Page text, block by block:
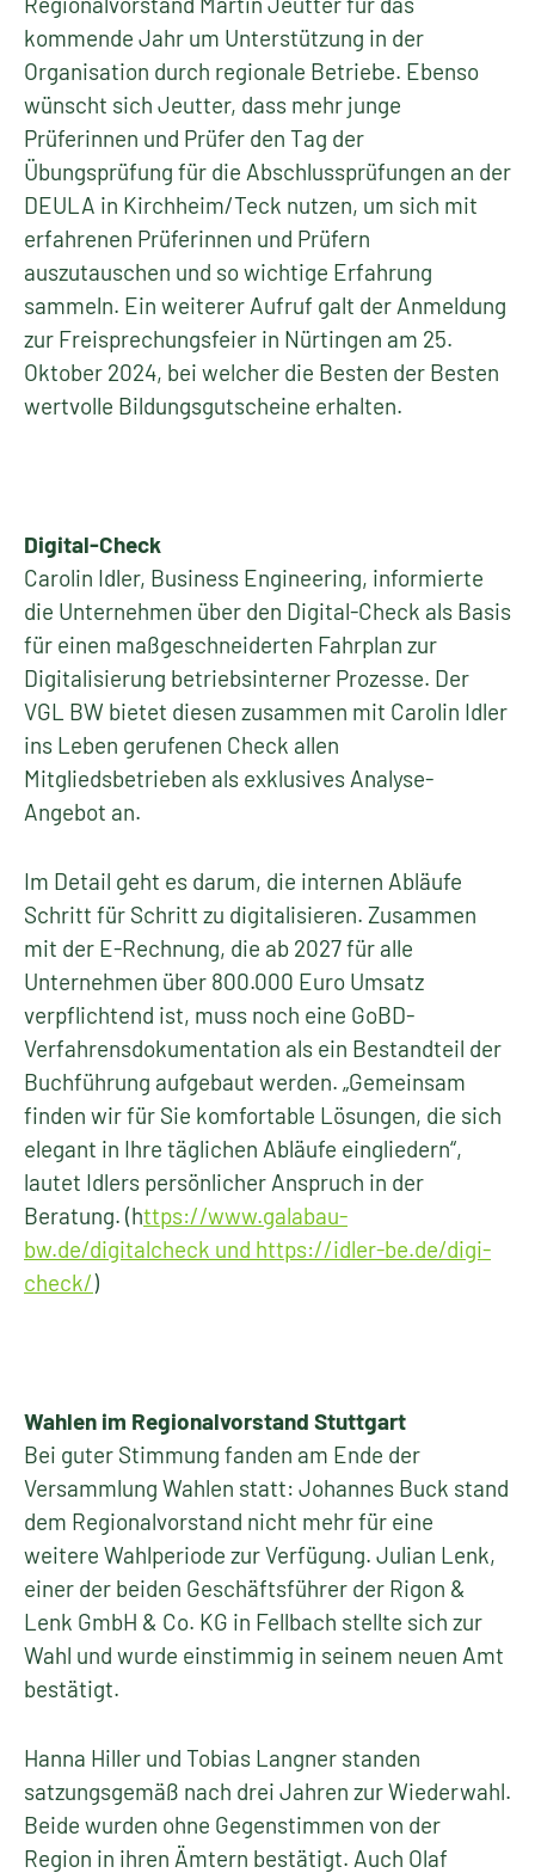
kommende Jahr um Unterstützung in der
Organisation durch regionale Betriebe. Ebenso
wünscht sich Jeutter, dass mehr junge
Prüferinnen und Prüfer den Tag der
Übungsprüfung für die Abschlussprüfungen an der
DEULA in Kirchheim/Teck nutzen, um sich mit
erfahrenen Prüferinnen und Prüfern
auszutauschen und so wichtige Erfahrung
sammeln. Ein weiterer Aufruf galt der Anmeldung
zur Freisprechungsfeier in Nürtingen am 25.
Oktober 2024, bei welcher die Besten der Besten
wertvolle Bildungsgutscheine erhalten.
Digital-Check
Carolin Idler, Business Engineering, informierte
die Unternehmen über den Digital-Check als Basis
für einen maßgeschneiderten Fahrplan zur
Digitalisierung betriebsinterner Prozesse. Der
VGL BW bietet diesen zusammen mit Carolin Idler
ins Leben gerufenen Check allen
Mitgliedsbetrieben als exklusives Analyse-
Angebot an.
Im Detail geht es darum, die internen Abläufe
Schritt für Schritt zu digitalisieren. Zusammen
mit der E-Rechnung, die ab 2027 für alle
Unternehmen über 800.000 Euro Umsatz
verpflichtend ist, muss noch eine GoBD-
Verfahrensdokumentation als ein Bestandteil der
Buchführung aufgebaut werden. „Gemeinsam
finden wir für Sie komfortable Lösungen, die sich
elegant in Ihre täglichen Abläufe eingliedern“,
lautet Idlers persönlicher Anspruch in der
Beratung. (https://www.galabau-
bw.de/digitalcheck und https://idler-be.de/digi-
check/)
Wahlen im Regionalvorstand Stuttgart
Bei guter Stimmung fanden am Ende der
Versammlung Wahlen statt: Johannes Buck stand
dem Regionalvorstand nicht mehr für eine
weitere Wahlperiode zur Verfügung. Julian Lenk,
einer der beiden Geschäftsführer der Rigon &
Lenk GmbH & Co. KG in Fellbach stellte sich zur
Wahl und wurde einstimmig in seinem neuen Amt
bestätigt.
Hanna Hiller und Tobias Langner standen
satzungsgemäß nach drei Jahren zur Wiederwahl.
Beide wurden ohne Gegenstimmen von der
Region in ihren Ämtern bestätigt. Auch Olaf